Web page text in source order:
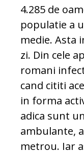
4.285 de
populatie a
medie. Asta
zi. Din cele
romani
cand cititi
in forma
adica sunt
ambulante,
metrou. Iar